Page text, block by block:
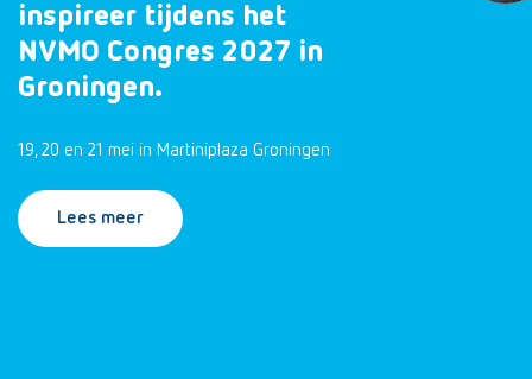
inspireer tijdens het
NVMO Congres 2027 in
Groningen.
19, 20 en 21 mei in Martiniplaza Groningen
Lees meer